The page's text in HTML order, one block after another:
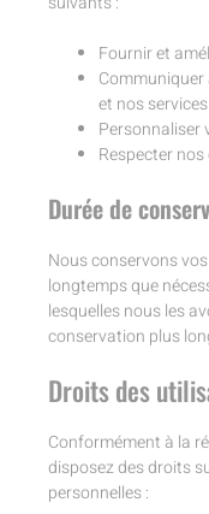
Fournir et
et nos services
Personnaliser
Respecter
Durée de
Nous conservons
longtemps que
lesquelles nous les
conservation plus
Droits des
Conformément à la
disposez des droits
personnelles :